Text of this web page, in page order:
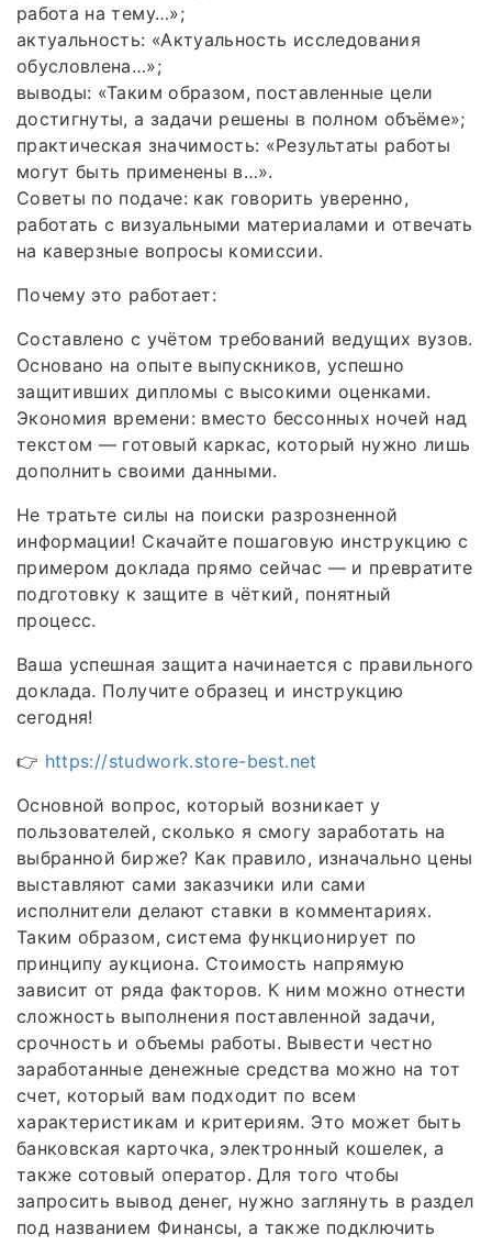
работа на тему…»;
актуальность: «Актуальность исследования
обусловлена…»;
выводы: «Таким образом, поставленные цели
достигнуты, а задачи решены в полном объёме»;
практическая значимость: «Результаты работы
могут быть применены в…».
Советы по подаче: как говорить уверенно,
работать с визуальными материалами и отвечать
на каверзные вопросы комиссии.
Почему это работает:
Составлено с учётом требований ведущих вузов.
Основано на опыте выпускников, успешно
защитивших дипломы с высокими оценками.
Экономия времени: вместо бессонных ночей над
текстом — готовый каркас, который нужно лишь
дополнить своими данными.
Не тратьте силы на поиски разрозненной
информации! Скачайте пошаговую инструкцию с
примером доклада прямо сейчас — и превратите
подготовку к защите в чёткий, понятный
процесс.
Ваша успешная защита начинается с правильного
доклада. Получите образец и инструкцию
сегодня!
👉 https://studwork.store-best.net
Основной вопрос, который возникает у
пользователей, сколько я смогу заработать на
выбранной бирже? Как правило, изначально цены
выставляют сами заказчики или сами
исполнители делают ставки в комментариях.
Таким образом, система функционирует по
принципу аукциона. Стоимость напрямую
зависит от ряда факторов. К ним можно отнести
сложность выполнения поставленной задачи,
срочность и объемы работы. Вывести честно
заработанные денежные средства можно на тот
счет, который вам подходит по всем
характеристикам и критериям. Это может быть
банковская карточка, электронный кошелек, а
также сотовый оператор. Для того чтобы
запросить вывод денег, нужно заглянуть в раздел
под названием Финансы, а также подключить